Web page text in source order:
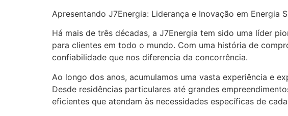
Apresentando J7Energia: Liderança e Inovação em Energia
Há mais de três décadas, a J7Energia tem sido uma líder
para clientes em todo o mundo. Com uma história de
confiabilidade que nos diferencia da concorrência.
Ao longo dos anos, acumulamos uma vasta experiência e
Desde residências particulares até grandes
eficientes que atendam às necessidades específicas de